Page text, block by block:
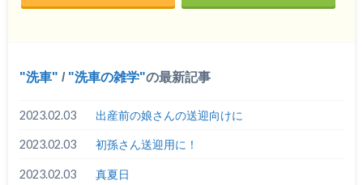
洗車 / 洗車の雑学 の最新記事
2023.02.03 出産前の娘さんの送迎向けに
2023.02.03 初孫さん送迎用に！
2023.02.03 真夏日